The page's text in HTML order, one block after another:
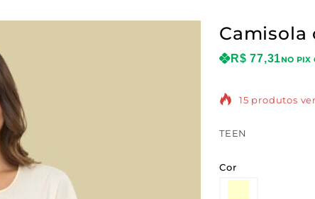
Camisola
R$ 77,31NO PIX
15 produtos
TEEN
Cor